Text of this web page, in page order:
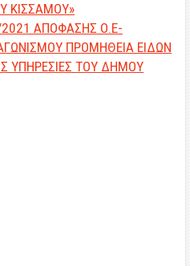
ΚΙΣΣΑΜΟΥ»
ΑΠΟΦΑΣΗΣ Ο.Ε-
ΠΡΟΜΗΘΕΙΑ ΕΙΔΩΝ
ΥΠΗΡΕΣΙΕΣ ΤΟΥ ΔΗΜΟΥ